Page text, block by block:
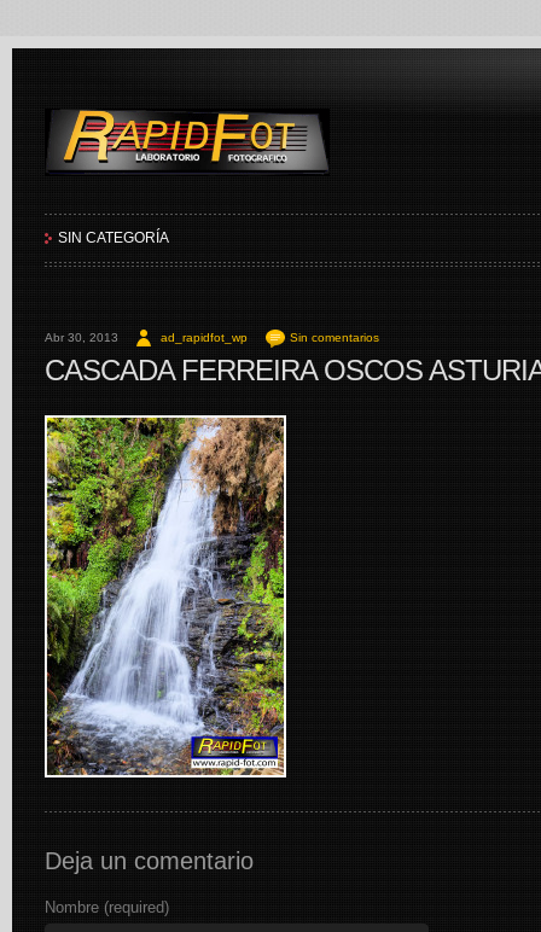
SIN CATEGORÍA
Abr 30, 2013 ad_rapidfot_wp Sin comentarios
CASCADA FERREIRA OSCOS
Deja un comentario
Nombre (required)